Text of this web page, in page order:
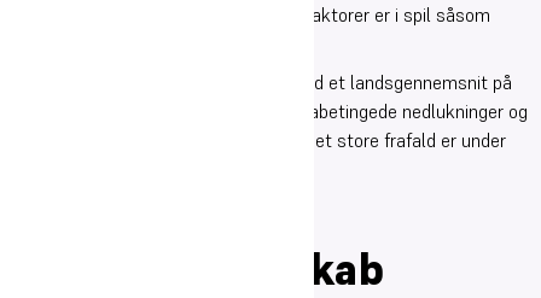
kostskole med vores profil, hvor flere faktorer er i spil såsom
I 2020/21 havde vi et frafald på 11% mod et landsgennemsnit på
7%. Vi formoder, at de langvarige coronabetingede nedlukninger og
restriktioner kan have spillet ind, men det store frafald er under
læringsfællesskab